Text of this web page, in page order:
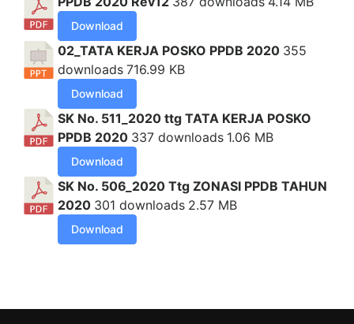
Download
02_TATA KERJA POSKO PPDB 2020 355
downloads 716.99 KB
Download
SK No. 511_2020 ttg TATA KERJA POSKO
PPDB 2020 337 downloads 1.06 MB
Download
SK No. 506_2020 Ttg ZONASI PPDB TAHUN
2020 301 downloads 2.57 MB
Download